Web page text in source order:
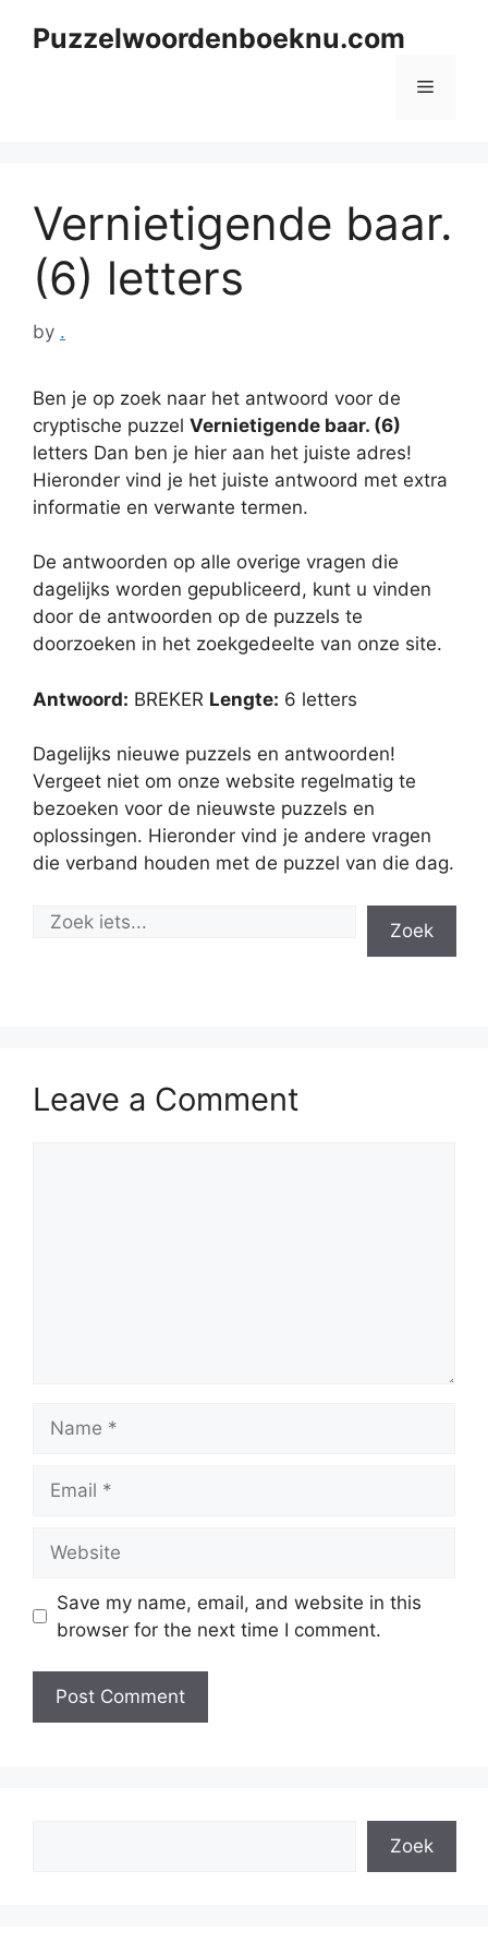
Puzzelwoordenboeknu.com
Menu
Vernietigende baar.
(6) letters
by .
Ben je op zoek naar het antwoord voor de
cryptische puzzel Vernietigende baar. (6)
letters Dan ben je hier aan het juiste adres!
Hieronder vind je het juiste antwoord met extra
informatie en verwante termen.
De antwoorden op alle overige vragen die
dagelijks worden gepubliceerd, kunt u vinden
door de antwoorden op de puzzels te
doorzoeken in het zoekgedeelte van onze site.
Antwoord: BREKER Lengte: 6 letters
Dagelijks nieuwe puzzels en antwoorden!
Vergeet niet om onze website regelmatig te
bezoeken voor de nieuwste puzzels en
oplossingen. Hieronder vind je andere vragen
die verband houden met de puzzel van die dag.
Zoek
Leave a Comment
Save my name, email, and website in this
browser for the next time I comment.
Zoek